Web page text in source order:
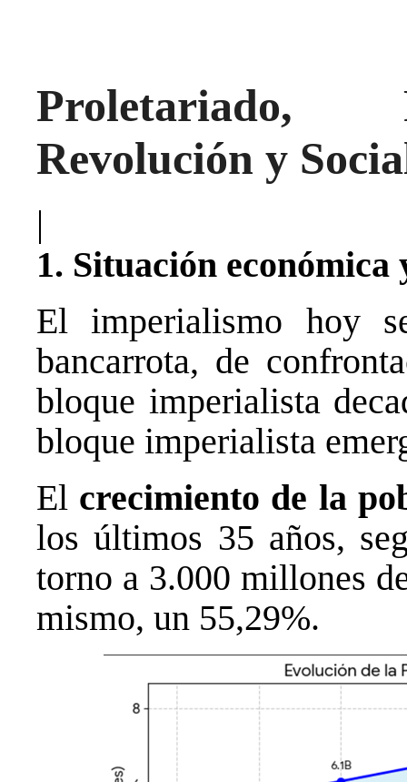
Proletariado,
Revolución y
|
1. Situación
El imperialismo hoy
bancarrota, de
bloque imperialista
bloque imperialista
El crecimiento de la
los últimos 35 años,
torno a 3.000 millones
mismo, un 55,29%.